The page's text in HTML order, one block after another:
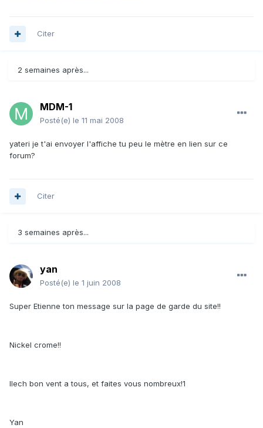
Citer
2 semaines après...
MDM-1
Posté(e) le 11 mai 2008
yateri je t'ai envoyer l'affiche tu peu le mètre en lien sur ce
forum?
Citer
3 semaines après...
yan
Posté(e) le 1 juin 2008
Super Etienne ton message sur la page de garde du site!!
Nickel crome!!
llech bon vent a tous, et faites vous nombreux!1
Yan